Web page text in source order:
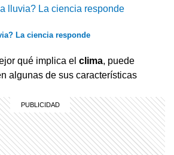
La ciencia responde
qué implica el clima, puede
algunas de sus características